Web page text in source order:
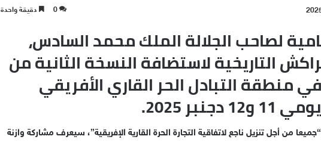
0 دقيقة واحدة
لصاحب الجلالة الملك محمد السادس،
التاريخية لاستضافة النسخة الثانية من
منطقة التبادل الحر القاري الأفريقي
من أجل تنزيل ناجع لاتفاقية التجارة الحرة القارية الإفريقية”، سيعرف مشاركة وازنة